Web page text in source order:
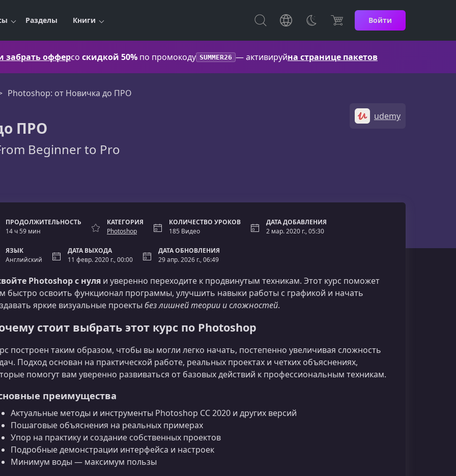
Разделы Книги Войти
забрать офферсо скидкой 50% по промокоду SUMMER26 — активируйна странице пакетов
Photoshop: от Новичка до ПРО
ПРО
Beginner to Pro
udemy
ПРОДОЛЖИТЕЛЬНОСТЬ
14 ч 59 мин
КАТЕГОРИЯ
Photoshop
КОЛИЧЕСТВО УРОКОВ
185 Видео
ДАТА ДОБАВЛЕНИЯ
2 мар. 2020 г., 05:30
ЯЗЫК
Английский
ДАТА ВЫХОДА
11 февр. 2020 г., 00:00
ДАТА ОБНОВЛЕНИЯ
29 апр. 2026 г., 06:49
Photoshop с нуля и уверенно переходите к продвинутым техникам. Этот курс поможет
быстро освоить функционал программы, улучшить навыки работы с графикой и начать
яркие визуальные проекты без лишней теории и сложностей.
стоит выбрать этот курс по Photoshop
построен таким образом, чтобы вы могли легко начать, постепенно увеличивая сложность
Подход основан на практической работе, реальных проектах и четких объяснениях,
помогут вам уверенно развиваться от базовых действий к профессиональным техникам.
преимущества
Актуальные методы и инструменты Photoshop CC 2020 и других версий
Пошаговые объяснения на реальных примерах
Упор на практику и создание собственных проектов
Подробные демонстрации интерфейса и настроек
Минимум воды — максимум пользы